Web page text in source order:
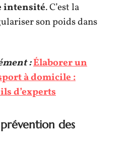
intensité. C’est la
son poids dans
:Élaborer un
à domicile :
d’experts
des